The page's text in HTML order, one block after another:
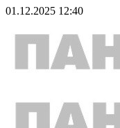
01.12.2025 12:40